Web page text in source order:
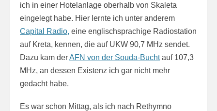
ich in einer Hotelanlage oberhalb von Skaleta
eingelegt habe. Hier lernte ich unter anderem
Capital Radio, eine englischsprachige Radiostation
auf Kreta, kennen, die auf UKW 90,7 MHz sendet.
Dazu kam derAFN von der Souda-Buchtauf 107,3
MHz, an dessen Existenz ich gar nicht mehr
gedacht habe.
Es war schon Mittag, als ich nach Rethymno